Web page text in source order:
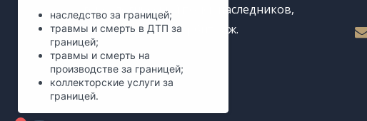
генеалогический поиск наследников,
международный арбитраж.